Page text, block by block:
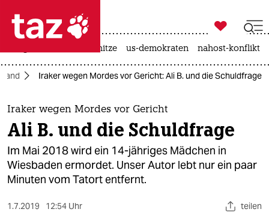
 taz zahl ich
taz zahl ich
themen
politik
öko

taz zahl ich
hitze us-demokraten nahost-konflikt
Iraker wegen Mordes vor Gericht: Ali B. und die Schuldfrage
Iraker wegen Mordes vor Gericht
Ali B. und die Schuldfrage
Im Mai 2018 wird ein 14-jähriges Mädchen in
Wiesbaden ermordet. Unser Autor lebt nur ein paar
Minuten vom Tatort entfernt.
1.7.2019 12:54 Uhr teilen